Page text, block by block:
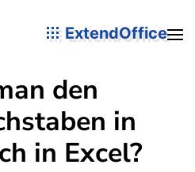
ExtendOffice
den
in
in Excel?